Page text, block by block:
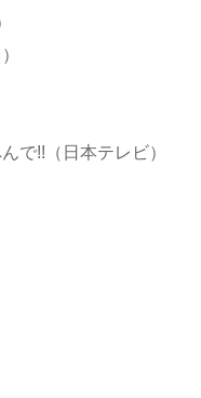
で!!（日本テレビ）